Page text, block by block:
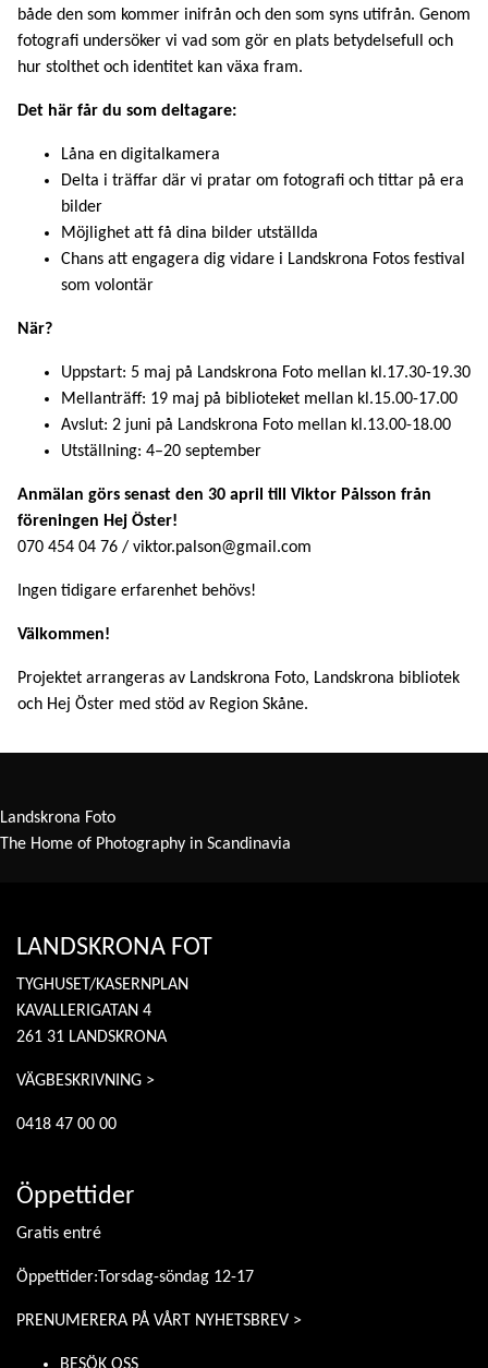
både den som kommer inifrån och den som syns utifrån. Genom
fotografi undersöker vi vad som gör en plats betydelsefull och
hur stolthet och identitet kan växa fram.
Det här får du som deltagare:
Låna en digitalkamera
Delta i träffar där vi pratar om fotografi och tittar på era
bilder
Möjlighet att få dina bilder utställda
Chans att engagera dig vidare i Landskrona Fotos festival
som volontär
När?
Uppstart: 5 maj på Landskrona Foto mellan kl.17.30-19.30
Mellanträff: 19 maj på biblioteket mellan kl.15.00-17.00
Avslut: 2 juni på Landskrona Foto mellan kl.13.00-18.00
Utställning: 4–20 september
Anmälan görs senast den 30 april till Viktor Pålsson från
föreningen Hej Öster!
070 454 04 76 / viktor.palson@gmail.com
Ingen tidigare erfarenhet behövs!
Välkommen!
Projektet arrangeras av Landskrona Foto, Landskrona bibliotek
och Hej Öster med stöd av Region Skåne.
Landskrona Foto
The Home of Photography in Scandinavia
LANDSKRONA FOT
TYGHUSET/KASERNPLAN
KAVALLERIGATAN 4
261 31 LANDSKRONA
VÄGBESKRIVNING >
0418 47 00 00
Öppettider
Gratis entré
Öppettider:Torsdag-söndag 12-17
PRENUMERERA PÅ VÅRT NYHETSBREV >